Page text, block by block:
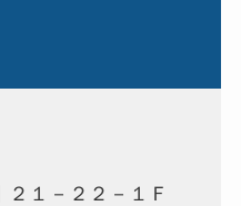
１－２２－１Ｆ